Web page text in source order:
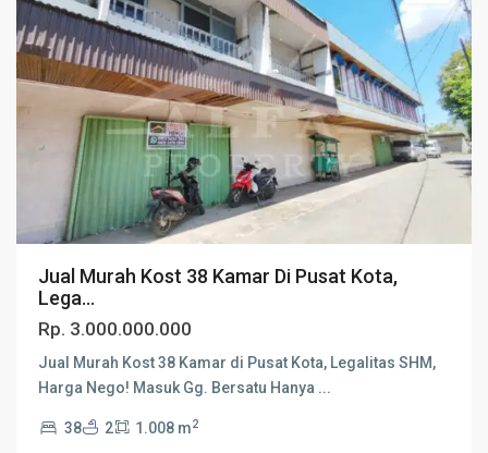
Jual Murah Kost 38 Kamar Di Pusat Kota,
Lega...
Rp. 3.000.000.000
Jual Murah Kost 38 Kamar di Pusat Kota, Legalitas SHM,
Harga Nego! Masuk Gg. Bersatu Hanya ...
38 2 1.008 m2